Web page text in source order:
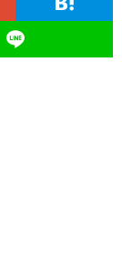
グ